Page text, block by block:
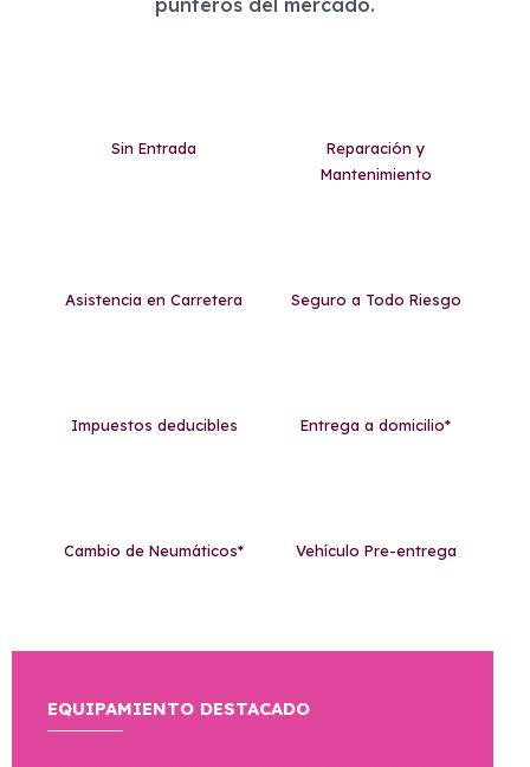
punteros del mercado.
Sin Entrada
Reparación y
Mantenimiento
Asistencia en Carretera Seguro a Todo Riesgo
Impuestos deducibles Entrega a domicilio*
Cambio de Neumáticos* Vehículo Pre-entrega
EQUIPAMIENTO DESTACADO